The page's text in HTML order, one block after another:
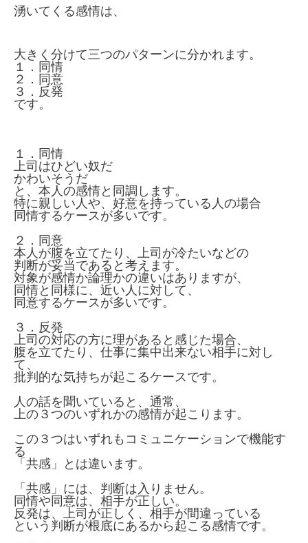
湧いてくる感情は、
大きく分けて三つのパターンに分かれます。
１．同情
２．同意
３．反発
です。
１．同情
上司はひどい奴だ
かわいそうだ
と、本人の感情と同調します。
特に親しい人や、好意を持っている人の場合
同情するケースが多いです。
２．同意
本人が腹を立てたり、上司が冷たいなどの
判断が妥当であると考えます。
対象が感情か論理かの違いはありますが、
同情と同様に、近い人に対して、
同意するケースが多いです。
３．反発
上司の対応の方に理があると感じた場合、
腹を立てたり、仕事に集中出来ない相手に対し
て、
批判的な気持ちが起こるケースです。
人の話を聞いていると、通常、
上の３つのいずれかの感情が起こります。
この３つはいずれもコミュニケーションで機能す
る
「共感」とは違います。
「共感」には、判断は入りません。
同情や同意は、相手が正しい。
反発は、上司が正しく、相手が間違っている
という判断が根底にあるから起こる感情です。